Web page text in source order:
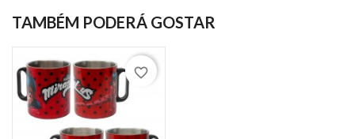
TAMBÉM PODERÁ GOSTAR
favorite_border